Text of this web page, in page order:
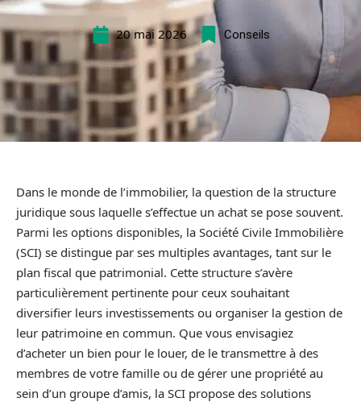
20 mai 2026 Conseils
Dans le monde de l’immobilier, la question de la structure
juridique sous laquelle s’effectue un achat se pose souvent.
Parmi les options disponibles, la Société Civile Immobilière
(SCI) se distingue par ses multiples avantages, tant sur le
plan fiscal que patrimonial. Cette structure s’avère
particulièrement pertinente pour ceux souhaitant
diversifier leurs investissements ou organiser la gestion de
leur patrimoine en commun. Que vous envisagiez
d’acheter un bien pour le louer, de le transmettre à des
membres de votre famille ou de gérer une propriété au
sein d’un groupe d’amis, la SCI propose des solutions